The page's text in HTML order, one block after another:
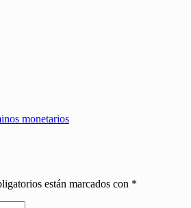
monetarios
están marcados con *